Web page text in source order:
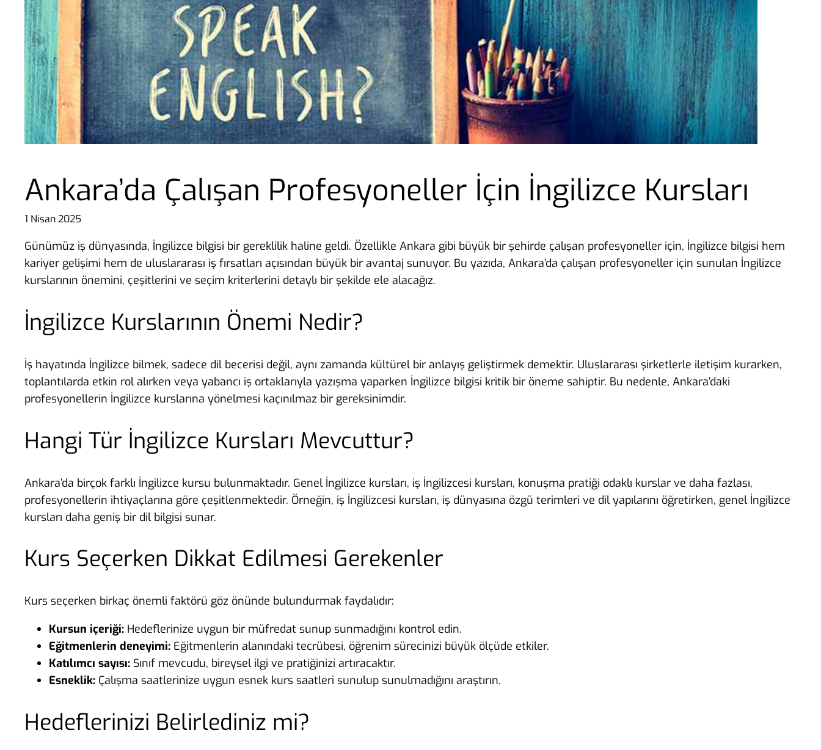
Ankara’da Çalışan Profesyoneller İçin İngilizce Kursları
1 Nisan 2025
Günümüz iş dünyasında, İngilizce bilgisi bir gereklilik haline geldi. Özellikle Ankara gibi büyük bir şehirde çalışan profesyoneller için, İngilizce bilgisi hem
kariyer gelişimi hem de uluslararası iş fırsatları açısından büyük bir avantaj sunuyor. Bu yazıda, Ankara’da çalışan profesyoneller için sunulan İngilizce
kurslarının önemini, çeşitlerini ve seçim kriterlerini detaylı bir şekilde ele alacağız.
İngilizce Kurslarının Önemi Nedir?
İş hayatında İngilizce bilmek, sadece dil becerisi değil, aynı zamanda kültürel bir anlayış geliştirmek demektir. Uluslararası şirketlerle iletişim kurarken,
toplantılarda etkin rol alırken veya yabancı iş ortaklarıyla yazışma yaparken İngilizce bilgisi kritik bir öneme sahiptir. Bu nedenle, Ankara’daki
profesyonellerin İngilizce kurslarına yönelmesi kaçınılmaz bir gereksinimdir.
Hangi Tür İngilizce Kursları Mevcuttur?
Ankara’da birçok farklı İngilizce kursu bulunmaktadır. Genel İngilizce kursları, iş İngilizcesi kursları, konuşma pratiği odaklı kurslar ve daha fazlası,
profesyonellerin ihtiyaçlarına göre çeşitlenmektedir. Örneğin, iş İngilizcesi kursları, iş dünyasına özgü terimleri ve dil yapılarını öğretirken, genel İngilizce
kursları daha geniş bir dil bilgisi sunar.
Kurs Seçerken Dikkat Edilmesi Gerekenler
Kurs seçerken birkaç önemli faktörü göz önünde bulundurmak faydalıdır:
Kursun içeriği: Hedeflerinize uygun bir müfredat sunup sunmadığını kontrol edin.
Eğitmenlerin deneyimi: Eğitmenlerin alanındaki tecrübesi, öğrenim sürecinizi büyük ölçüde etkiler.
Katılımcı sayısı: Sınıf mevcudu, bireysel ilgi ve pratiğinizi artıracaktır.
Esneklik: Çalışma saatlerinize uygun esnek kurs saatleri sunulup sunulmadığını araştırın.
Hedeflerinizi Belirlediniz mi?